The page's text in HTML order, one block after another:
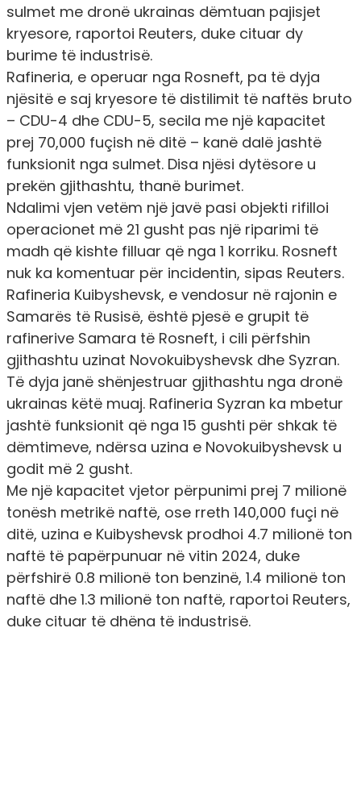
sulmet me dronë ukrainas dëmtuan pajisjet
kryesore, raportoi Reuters, duke cituar dy
burime të industrisë.
Rafineria, e operuar nga Rosneft, pa të dyja
njësitë e saj kryesore të distilimit të naftës bruto
– CDU-4 dhe CDU-5, secila me një kapacitet
prej 70,000 fuçish në ditë – kanë dalë jashtë
funksionit nga sulmet. Disa njësi dytësore u
prekën gjithashtu, thanë burimet.
Ndalimi vjen vetëm një javë pasi objekti rifilloi
operacionet më 21 gusht pas një riparimi të
madh që kishte filluar që nga 1 korriku. Rosneft
nuk ka komentuar për incidentin, sipas Reuters.
Rafineria Kuibyshevsk, e vendosur në rajonin e
Samarës të Rusisë, është pjesë e grupit të
rafinerive Samara të Rosneft, i cili përfshin
gjithashtu uzinat Novokuibyshevsk dhe Syzran.
Të dyja janë shënjestruar gjithashtu nga dronë
ukrainas këtë muaj. Rafineria Syzran ka mbetur
jashtë funksionit që nga 15 gushti për shkak të
dëmtimeve, ndërsa uzina e Novokuibyshevsk u
godit më 2 gusht.
Me një kapacitet vjetor përpunimi prej 7 milionë
tonësh metrikë naftë, ose rreth 140,000 fuçi në
ditë, uzina e Kuibyshevsk prodhoi 4.7 milionë ton
naftë të papërpunuar në vitin 2024, duke
përfshirë 0.8 milionë ton benzinë, 1.4 milionë ton
naftë dhe 1.3 milionë ton naftë, raportoi Reuters,
duke cituar të dhëna të industrisë.